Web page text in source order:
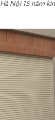
Nội 15 năm